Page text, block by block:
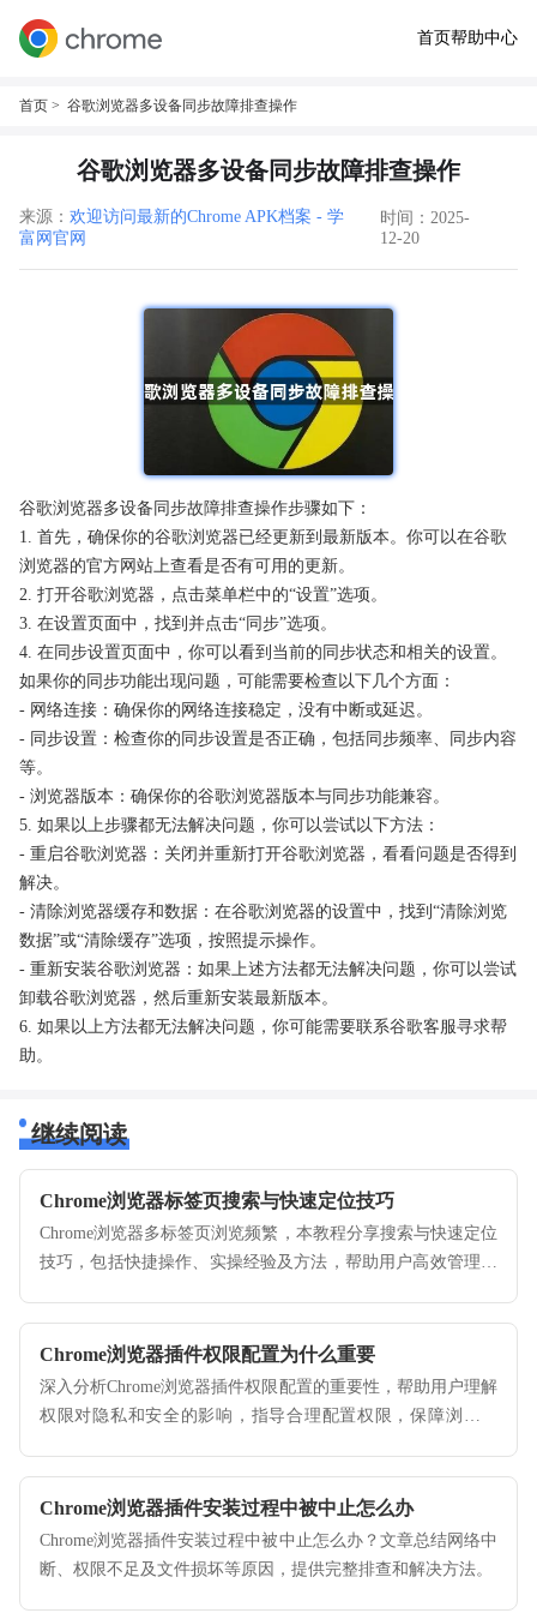
首页帮助中心
首页 > 谷歌浏览器多设备同步故障排查操作
谷歌浏览器多设备同步故障排查操作
来源： 欢迎访问最新的Chrome APK档案 - 学
富网官网
时间：2025-
12-20
谷歌浏览器多设备同步故障排查操作步骤如下：
1. 首先，确保你的谷歌浏览器已经更新到最新版本。你可以在谷歌
浏览器的官方网站上查看是否有可用的更新。
2. 打开谷歌浏览器，点击菜单栏中的“设置”选项。
3. 在设置页面中，找到并点击“同步”选项。
4. 在同步设置页面中，你可以看到当前的同步状态和相关的设置。
如果你的同步功能出现问题，可能需要检查以下几个方面：
- 网络连接：确保你的网络连接稳定，没有中断或延迟。
- 同步设置：检查你的同步设置是否正确，包括同步频率、同步内容
等。
- 浏览器版本：确保你的谷歌浏览器版本与同步功能兼容。
5. 如果以上步骤都无法解决问题，你可以尝试以下方法：
- 重启谷歌浏览器：关闭并重新打开谷歌浏览器，看看问题是否得到
解决。
- 清除浏览器缓存和数据：在谷歌浏览器的设置中，找到“清除浏览
数据”或“清除缓存”选项，按照提示操作。
- 重新安装谷歌浏览器：如果上述方法都无法解决问题，你可以尝试
卸载谷歌浏览器，然后重新安装最新版本。
6. 如果以上方法都无法解决问题，你可能需要联系谷歌客服寻求帮
助。
继续阅读
Chrome浏览器标签页搜索与快速定位技巧
Chrome浏览器多标签页浏览频繁，本教程分享搜索与快速定位
技巧，包括快捷操作、实操经验及方法，帮助用户高效管理页
Chrome浏览器插件权限配置为什么重要
深入分析Chrome浏览器插件权限配置的重要性，帮助用户理解
权限对隐私和安全的影响，指导合理配置权限，保障浏览安
Chrome浏览器插件安装过程中被中止怎么办
Chrome浏览器插件安装过程中被中止怎么办？文章总结网络中
断、权限不足及文件损坏等原因，提供完整排查和解决方法。